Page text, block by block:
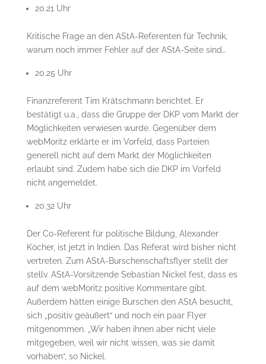
20.21 Uhr
Kritische Frage an den AStA-Referenten für Technik,
warum noch immer Fehler auf der AStA-Seite sind…
20.25 Uhr
Finanzreferent Tim Krätschmann berichtet. Er
bestätigt u.a., dass die Gruppe der DKP vom Markt der
Möglichkeiten verwiesen wurde. Gegenüber dem
webMoritz erklärte er im Vorfeld, dass Parteien
generell nicht auf dem Markt der Möglichkeiten
erlaubt sind. Zudem habe sich die DKP im Vorfeld
nicht angemeldet.
20.32 Uhr
Der Co-Referent für politische Bildung, Alexander
Köcher, ist jetzt in Indien. Das Referat wird bisher nicht
vertreten. Zum AStA-Burschenschaftsflyer stellt der
stellv. AStA-Vorsitzende Sebastian Nickel fest, dass es
auf dem webMoritz positive Kommentare gibt.
Außerdem hätten einige Burschen den AStA besucht,
sich „positiv geäußert“ und noch ein paar Flyer
mitgenommen. „Wir haben ihnen aber nicht viele
mitgegeben, weil wir nicht wissen, was sie damit
vorhaben“, so Nickel.